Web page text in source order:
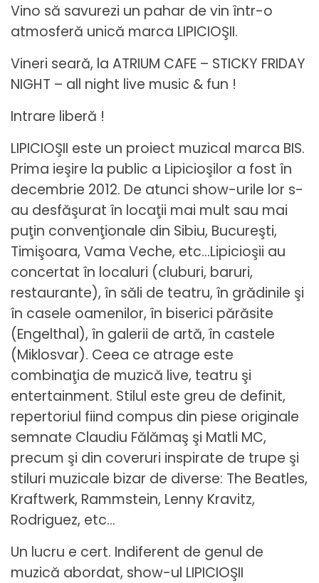
Vino să savurezi un pahar de vin într-o
atmosferă unică marca LIPICIOŞII.
Vineri seară, la ATRIUM CAFE – STICKY FRIDAY
NIGHT – all night live music & fun !
Intrare liberă !
LIPICIOŞII este un proiect muzical marca BIS.
Prima ieşire la public a Lipicioşilor a fost în
decembrie 2012. De atunci show-urile lor s-
au desfăşurat în locaţii mai mult sau mai
puţin convenţionale din Sibiu, Bucureşti,
Timişoara, Vama Veche, etc…Lipicioşii au
concertat în localuri (cluburi, baruri,
restaurante), în săli de teatru, în grădinile şi
în casele oamenilor, în biserici părăsite
(Engelthal), în galerii de artă, în castele
(Miklosvar). Ceea ce atrage este
combinaţia de muzică live, teatru şi
entertainment. Stilul este greu de definit,
repertoriul fiind compus din piese originale
semnate Claudiu Fălămaş şi Matli MC,
precum şi din coveruri inspirate de trupe şi
stiluri muzicale bizar de diverse: The Beatles,
Kraftwerk, Rammstein, Lenny Kravitz,
Rodriguez, etc…
Un lucru e cert. Indiferent de genul de
muzică abordat, show-ul LIPICIOŞII